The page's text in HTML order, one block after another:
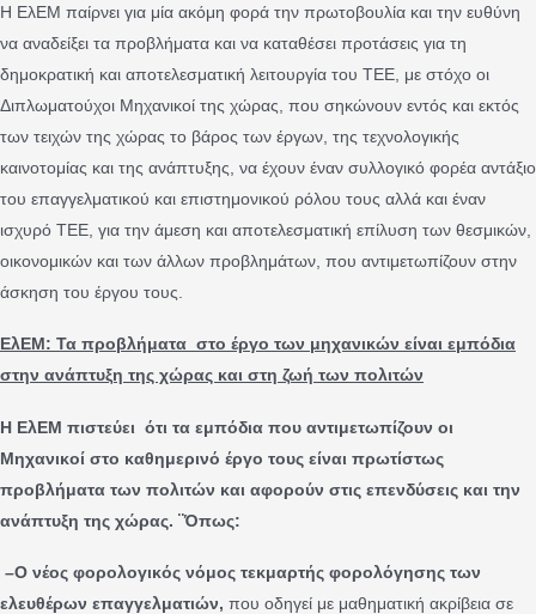
Η ΕλΕΜ παίρνει για μία ακόμη φορά την πρωτοβουλία και την ευθύνη
να αναδείξει τα προβλήματα και να καταθέσει προτάσεις για τη
δημοκρατική και αποτελεσματική λειτουργία του ΤΕΕ, με στόχο οι
Διπλωματούχοι Μηχανικοί της χώρας, που σηκώνουν εντός και εκτός
των τειχών της χώρας το βάρος των έργων, της τεχνολογικής
καινοτομίας και της ανάπτυξης, να έχουν έναν συλλογικό φορέα αντάξιο
του επαγγελματικού και επιστημονικού ρόλου τους αλλά και έναν
ισχυρό ΤΕΕ, για την άμεση και αποτελεσματική επίλυση των θεσμικών,
οικονομικών και των άλλων προβλημάτων, που αντιμετωπίζουν στην
άσκηση του έργου τους.
ΕλΕΜ: Τα προβλήματα στο έργο των μηχανικών είναι εμπόδια
στην ανάπτυξη της χώρας και στη ζωή των πολιτών
Η ΕλΕΜ πιστεύει ότι τα εμπόδια που αντιμετωπίζουν οι
Μηχανικοί στο καθημερινό έργο τους είναι πρωτίστως
προβλήματα των πολιτών και αφορούν στις επενδύσεις και την
ανάπτυξη της χώρας. ¨Όπως:
–O νέος φορολογικός νόμος τεκμαρτής φορολόγησης των
ελευθέρων επαγγελματιών, που οδηγεί με μαθηματική ακρίβεια σε